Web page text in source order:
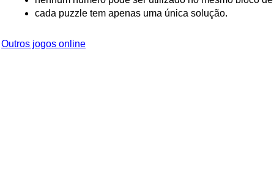
cada puzzle tem apenas uma única solução.
Outros jogos online